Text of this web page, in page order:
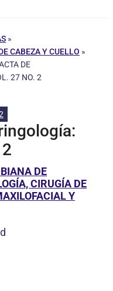
»
CABEZA Y CUELLO »
DE
27 NO. 2
DE
CIRUGÍA DE
Y